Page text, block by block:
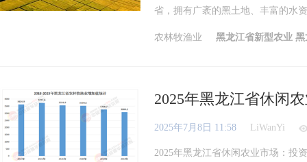
省，拥有广袤的黑土地、丰富的水
农林牧渔业 黑龙江省新型农业 黑
2025年黑龙江省休闲
2025年7月8日 11:58 LiWanYi
2025年黑龙江省休闲农业市场：投